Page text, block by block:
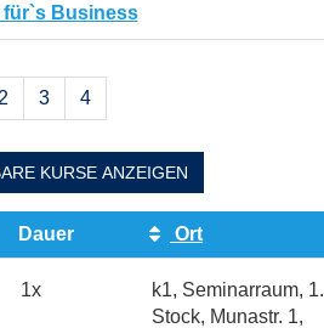
für`s Business
2 3 4
KURSE ANZEIGEN
Dauer Ort
1x
k1, Seminarraum, 1.
Stock, Munastr. 1,